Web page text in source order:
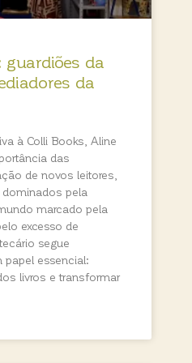
da
da
à Colli Books, Aline
das
de novos leitores,
pela
marcado pela
excesso de
segue
papel essencial:
livros e transformar